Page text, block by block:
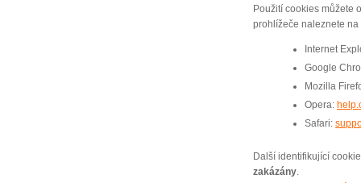
Použití cookies můžete
prohlížeče naleznete
Internet
Google
Mozilla
Opera:
Safari:
Další identifikující
zakázány.